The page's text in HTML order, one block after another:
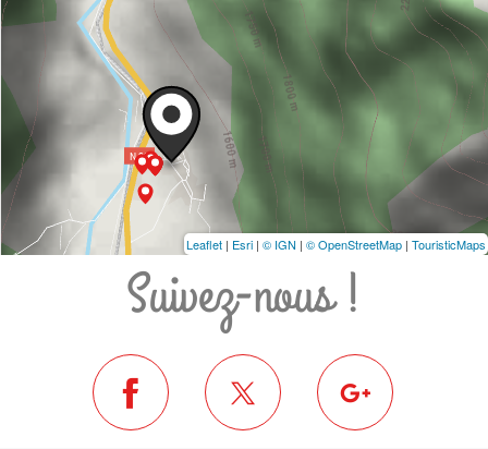
Leaflet | Esri | © IGN | © OpenStreetMap | TouristicMaps
Suivez-nous !